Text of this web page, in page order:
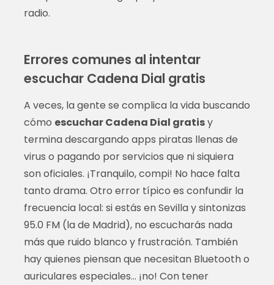
radio.
Errores comunes al intentar
escuchar Cadena Dial gratis
A veces, la gente se complica la vida buscando
cómo escuchar Cadena Dial gratisy
termina descargando apps piratas llenas de
virus o pagando por servicios que ni siquiera
son oficiales. ¡Tranquilo, compi! No hace falta
tanto drama. Otro error típico es confundir la
frecuencia local: si estás en Sevilla y sintonizas
95.0 FM (la de Madrid), no escucharás nada
más que ruido blanco y frustración. También
hay quienes piensan que necesitan Bluetooth o
auriculares especiales… ¡no! Con tener